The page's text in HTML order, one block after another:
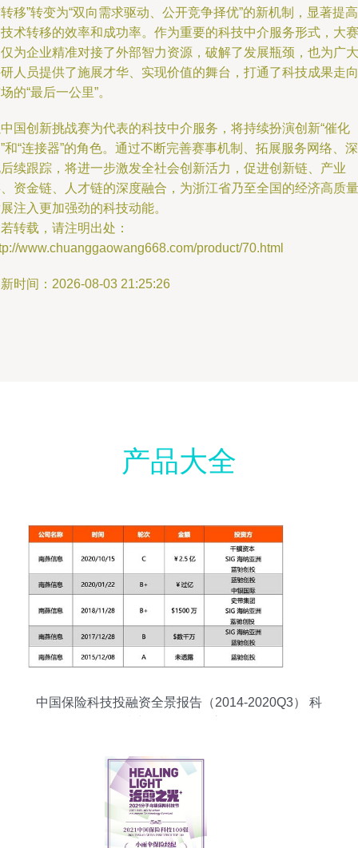
移”转变为“双向需求驱动、公开竞争择优”的新机制，显著提高
术转移的效率和成功率。作为重要的科技中介服务形式，大赛
为企业精准对接了外部智力资源，破解了发展瓶颈，也为广大
人员提供了施展才华、实现价值的舞台，打通了科技成果走向
的“最后一公里”。
国创新挑战赛为代表的科技中介服务，将持续扮演创新“催化
和“连接器”的角色。通过不断完善赛事机制、拓展服务网络、深
续跟踪，将进一步激发全社会创新活力，促进创新链、产业
资金链、人才链的深度融合，为浙江省乃至全国的经济高质量
注入更加强劲的科技动能。
转载，请注明出处：
www.chuanggaowang668.com/product/70.html
时间：2026-08-03 21:25:26
产品大全
中国保险科技投融资全景报告（2014-2020Q3） 科